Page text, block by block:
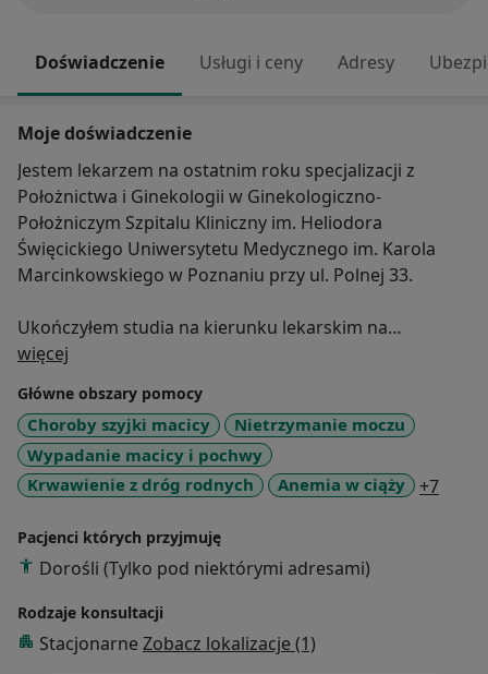
Doświadczenie Usługi i ceny Adresy
Moje doświadczenie
Jestem lekarzem na ostatnim roku specjalizacji z
Położnictwa i Ginekologii w Ginekologiczno-
Położniczym Szpitalu Kliniczny im. Heliodora
Święcickiego Uniwersytetu Medycznego im. Karola
Marcinkowskiego w Poznaniu przy ul. Polnej 33.
Ukończyłem studia na kierunku lekarskim na
Uniwersytecie Medycznym im. Karola
Marcinkowskiego w Poznaniu. Pracowałem
dotychczas w Klinice Ginekologii Operacyjnej, a
obecnie w Klinice Onkologii Ginekologicznej w
Ginekologiczno-Położniczym Szpitalu Klinicznym im.
Heliodora Święcickiego Uniwersytetu Medycznego im.
W zakresie moich zainteresowań zawodowych
położnictwem. W szczególności chirurgia
ginekologiczna z naciskiem na techniki małoinwazyjne
więcej
Główne obszary pomocy
Choroby szyjki macicy
Nietrzymanie moczu
Wypadanie macicy i pochwy
Krwawienie z dróg rodnych
Anemia w ciąży +7
Pacjenci których przyjmuję
Dorośli (Tylko pod niektórymi adresami)
Rodzaje konsultacji
Stacjonarne Zobacz lokalizacje (1)